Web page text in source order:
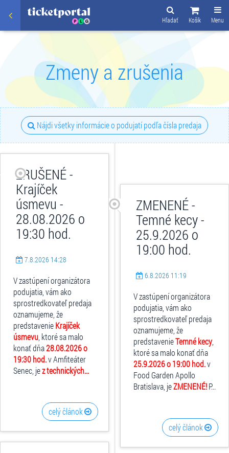
Menu
Košík
Hľadať
Zmeny a zrušenia
Nájdi všetky informácie o podujatí podľa čísla predaja
ZRUŠENÉ -
Krajíček
úsmevu -
28.08.2026 o
19:30 hod.
7.8.2026 14:28
V zastúpení organizátora
podujatia, vám ako
sprostredkovateľ predaja
oznamujeme, že
predstavenieKrajíček
úsmevu , ktoré sa malo
konať dňa28.08.2026 o
19:30 hod.v Amfiteáter
Senec, jez technických...
celý článok
ZMENENÉ -
Temné kecy -
25.9.2026 o
19:00 hod.
6.8.2026 11:19
V zastúpení organizátora
podujatia, vám ako
sprostredkovateľ predaja
oznamujeme, že
predstavenieTemné kecy
ktoré sa malo konať dňa
25.9.2026 o 19:00 hod.v
Food Garden Apollo
Bratislava, jeZMENENÉ!P...
celý článok